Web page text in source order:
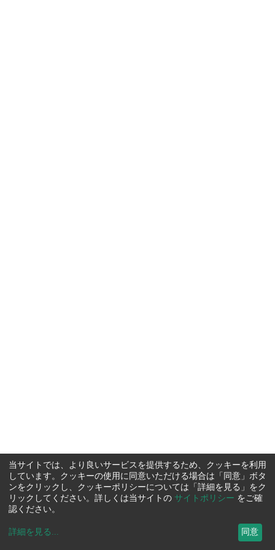
当サイトでは、より良いサービスを提供するため、クッキーを利用
しています。クッキーの使用に同意いただける場合は「同意」ボタ
ンをクリックし、クッキーポリシーについては「詳細を見る」をク
リックしてください。詳しくは当サイトの サイトポリシー をご確
認ください。
詳細を見る ... 同意